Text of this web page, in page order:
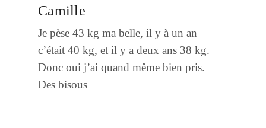
Camille
Je pèse 43 kg ma belle, il y à un an
c’était 40 kg, et il y a deux ans 38 kg.
Donc oui j’ai quand même bien pris.
Des bisous